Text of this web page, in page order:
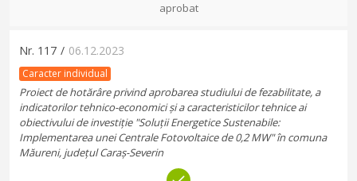
aprobat
Nr. 117 / 06.12.2023
Caracter individual
Proiect de hotărâre privind aprobarea studiului de fezabilitate, a
indicatorilor tehnico-economici și a caracteristicilor tehnice ai
obiectivului de investiție "Soluții Energetice Sustenabile:
Implementarea unei Centrale Fotovoltaice de 0,2 MW" în comuna
Măureni, județul Caraș-Severin